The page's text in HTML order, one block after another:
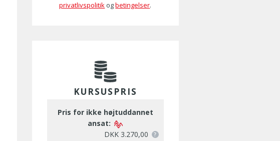
privatlivspolitik ogbetingelser.
KURSUSPRIS
Pris for ikke højtuddannet
ansat:
DKK 3.270,00